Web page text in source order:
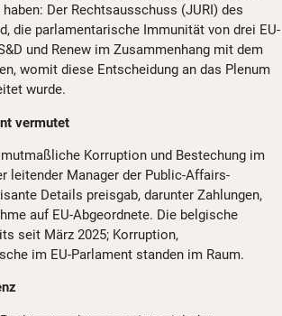
Der Rechtsausschuss (JURI) des
die parlamentarische Immunität von drei EU-
und Renew im Zusammenhang mit dem
womit diese Entscheidung an das Plenum
wurde.
vermutet
Korruption und Bestechung im
leitender Manager der Public-Affairs-
Details preisgab, darunter Zahlungen,
auf EU-Abgeordnete. Die belgische
seit März 2025; Korruption,
im EU-Parlament standen im Raum.